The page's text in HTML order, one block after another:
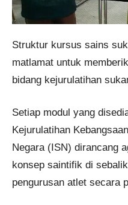
Struktur kursus sains
matlamat untuk
bidang kejurulatihan
Setiap modul yang
Kejurulatihan
Negara (ISN) dirancang
konsep saintifik di
pengurusan atlet secara